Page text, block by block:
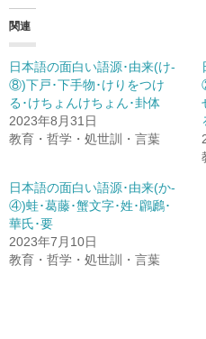
関連
日本語の面白い語源･由来(け-
⑧)下戸･下手物･けりをつけ
る･けちょんけちょん･卦体
2023年8月31日
教育・哲学・処世訓・言葉
日本語の面白い語源･由来(か-
④)蛙･葛藤･蟹文字･姓･鸊鷉･
華氏･要
2023年7月10日
教育・哲学・処世訓・言葉